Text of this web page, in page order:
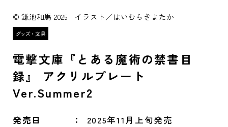
© 鎌池和馬 2025 イラスト／はいむらきよたか
電撃文庫『とある魔術の禁書目
録』 アクリルプレート
Ver.Summer2
発売日 2025年11月上旬発売